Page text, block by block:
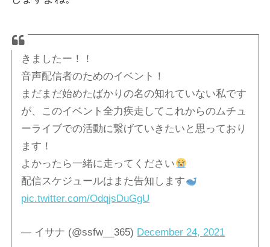
きましたー！！
音声配信者のためのイベント！
まだまだ始めたばかりの名の知れていない私です
が、このイベント全力疾走してこれからのムチュ
ーライブでの活動に繋げていきたいと思っており
ます！
よかったら一緒に走ってください
配信スケジュールはまた告知します
pic.twitter.com/OdqjsDuGgU
— イサナ (@ssfw__365) December 24, 2021